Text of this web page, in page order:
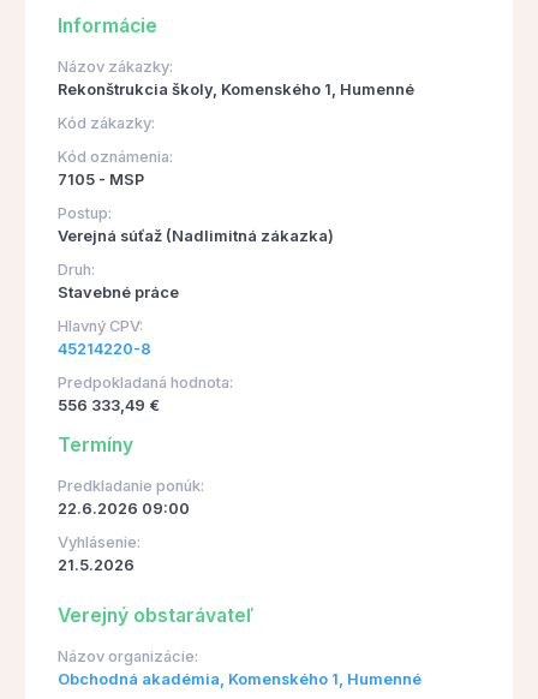
Informácie
Názov zákazky:
Rekonštrukcia školy, Komenského 1, Humenné
Kód zákazky:
Kód oznámenia:
7105 - MSP
Postup:
Verejná súťaž (Nadlimitná zákazka)
Druh:
Stavebné práce
Hlavný CPV:
45214220-8
Predpokladaná hodnota:
556 333,49 €
Termíny
Predkladanie ponúk:
22.6.2026 09:00
Vyhlásenie:
21.5.2026
Verejný obstarávateľ
Názov organizácie:
Obchodná akadémia, Komenského 1, Humenné